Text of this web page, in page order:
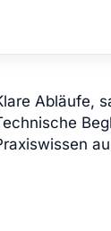
Abläufe,